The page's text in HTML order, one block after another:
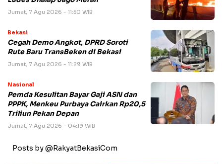
Jumat, 7 Agu 2026 - 11:50 WIB
Bekasi
Cegah Demo Angkot, DPRD Soroti
Rute Baru TransBeken di Bekasi
Jumat, 7 Agu 2026 - 11:29 WIB
Nasional
Pemda Kesulitan Bayar Gaji ASN dan
PPPK, Menkeu Purbaya Cairkan Rp20,5
Triliun Pekan Depan
Jumat, 7 Agu 2026 - 04:19 WIB
Posts by @RakyatBekasiCom